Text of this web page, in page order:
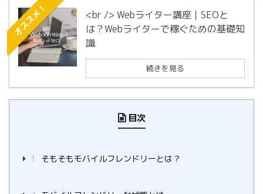
オススメ！
<br /> Webライター講座｜SEOと
は？Webライターで稼ぐための基礎知
識
続きを見る
目次
1 そもそもモバイルフレンドリーとは？